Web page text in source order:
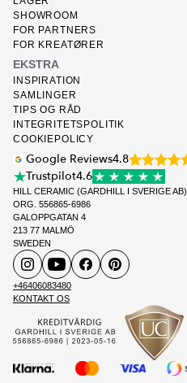
SHOWROOM
FOR PARTNERS
FOR KREATØRER
EKSTRA
INSPIRATION
SAMLINGER
TIPS OG RÅD
INTEGRITETSPOLITIK
COOKIEPOLICY
Google Reviews4.8
Trustpilot4.6
HILL CERAMIC (GARDHILL I SVERIGE AB)
ORG. 556865-6986
GALOPPGATAN 4
213 77 MALMÖ
SWEDEN
+46406083480
KONTAKT OS